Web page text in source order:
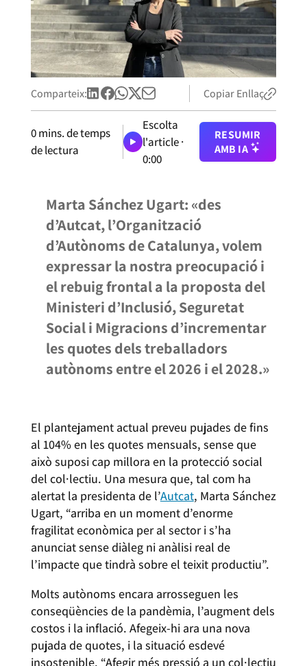
Comparteix: Copiar Enllaç
0mins. de temps
de lectura
Escolta
l'article ·
0:00
RESUMIR
AMB IA
Marta Sánchez Ugart: «des
d’Autcat,l’Organització
d’Autònoms de Catalunya, volem
expressar la nostra preocupació i
elrebuig frontala la proposta del
Ministeri d’Inclusió, Seguretat
Social i Migracions d’incrementar
les quotes dels treballadors
autònoms entre el 2026 i el 2028.»
El plantejament actual preveu pujades de fins
al 104% en les quotes mensuals, sense que
això suposi cap millora en la protecció social
del col·lectiu. Una mesura que, tal com ha
alertat la presidenta de l’Autcat, Marta Sánchez
Ugart, “arriba en un moment d’enorme
fragilitat econòmica per al sector i s’ha
anunciat sense diàleg ni anàlisi real de
l’impacte que tindrà sobre el teixit productiu”.
Molts autònoms encara arrosseguen les
conseqüències de la pandèmia, l’augment dels
costos i la inflació. Afegeix-hi ara una nova
pujada de quotes, i la situació esdevé
insostenible. “Afegir més pressió a un col·lectiu